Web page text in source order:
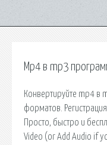
Mp4 в mp3
Конвертируйте mp4 в
форматов.
Просто, быстро и
Video (or Add Audio if